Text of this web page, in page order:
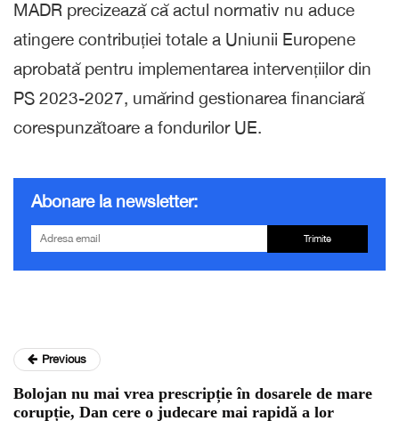
MADR precizează că actul normativ nu aduce
atingere contribuției totale a Uniunii Europene
aprobată pentru implementarea intervențiilor din
PS 2023-2027, umărind gestionarea financiară
corespunzătoare a fondurilor UE.
Abonare la newsletter:
Trimite
Previous
Bolojan nu mai vrea prescripție în dosarele de mare
corupție, Dan cere o judecare mai rapidă a lor